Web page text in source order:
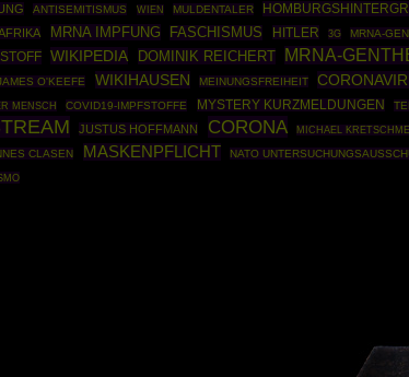
ANTISEMITISMUS WIEN MULDENTALER
MRNA IMPFUNG FASCHISMUS HITLER 3G MRNA-
WIKIPEDIA DOMINIK REICHERT MRNA-
O'KEEFE WIKIHAUSEN MEINUNGSFREIHEIT
MENSCH COVID19-IMPFSTOFFE MYSTERY KURZMELDUNGEN
JUSTUS HOFFMANN CORONA MICHAEL
CLASEN MASKENPFLICHT NATO